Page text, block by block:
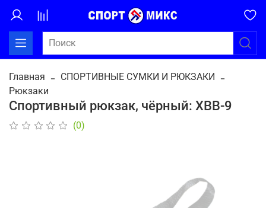
Главная
СПОРТИВНЫЕ СУМКИ И РЮКЗАКИ
Рюкзаки
Спортивный рюкзак, чёрный: ХВВ-9
(0)